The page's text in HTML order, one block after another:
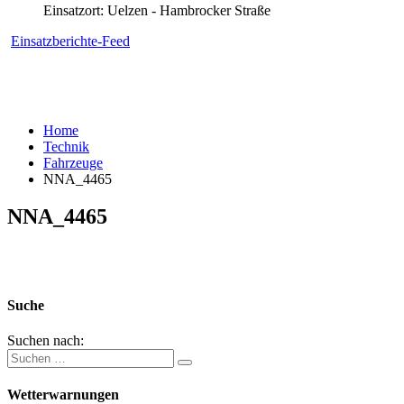
Einsatzort: Uelzen - Hambrocker Straße
Einsatzberichte-Feed
Home
Technik
Fahrzeuge
NNA_4465
NNA_4465
Suche
Suchen nach:
Wetterwarnungen